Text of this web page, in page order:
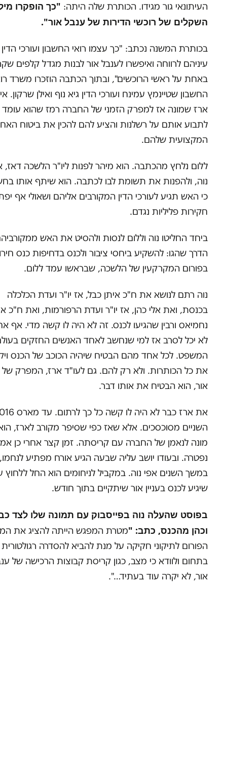
העיתונאי גור מגידו. הכותרת שלה היתה: "כך הופקרו
השקלים של רוכשי הדירות של ענבל אור".
בכותרת המשנה נכתב: "כך עצמו רואי החשבון ועורכי
עיניהם לרווחה ואיפשרו לענבל אור לבנות מגדל קלפים
באחת על ראשי הרוכשים", ובתוך הכתבה הוזכרו משרד
החשבון שטיינמץ עמינח ועורכי הדין גיא נוף ואילן שרקון.
ארז שמונה אז למפרק הזמני של החברה רמז שהוא עומד
לתבוע אותם על רשלנות והציע להם להכין את ביטוח
המקצועית שלהם.
ללום נלחץ מהכתבה. הוא מיהר לפנות ליו"ר הלשכה דאז,
נוה, ולהפנות את תשומת לבו לכתבה. הוא שיתף אותו
כי האש תגיע לעורכי הדין המקורבים אליהם ושאולי אף
חקירות פליליות נגדם.
ביחד החליטו נוה וללום לנסות ולהסיט את האש
הדרך שהגו: להשקיע ביחסי ציבור ולכנס בדחיפות כנס
בפורום המקרקעין של הלשכה, שבראשו עמד ללום.
נוה רתם לנושא את ח"כ איתן כבל, אז יו"ר ועדת הכלכלה
בכנסת, ואת אלי כהן, אז יו"ר ועדת הרפורמות, ואת ח"כ
נחמיאס ורבין שהגיעו לכנס. זה לא היה לו קשה מדי. אף
לא יכל לסרב אז למי שנחשב לאחד האנשים החזקים
המשפט. לכל אחד מהם הבטיח שיהיה הכוכב של הכנס
את כל הכותרות. ולא רק להם. גם לעו"ד ארז, המפרק של
אור, הוא הבטיח את אותו דבר.
השניים מסוכסכים. אלא שאז כפי שסיפר מקורב לארז,
מונה לנאמן של החברה עם קריסתה. זמן קצר אחרי כן
נפטרה. ובעודו יושב עליה שבעה הגיע אורח מפתיע לנחמו,
במשך השנים אפי נוה. במקביל לניחומים הוא החל ללחוץ
שיגיע לכנס בעניין אור שיתקיים בתוך חודש.
בפוסט שהעלה נוה בפייסבוק עם תמונה שלו לצד
וכהן מהכנס, כתב: "מטרת המפגש הייתה להציג את
הפורום לתיקוני חקיקה על מנת להביא להסדרה רגולטורית
בתחום ולוודא כי מצב, כגון קריסת קבוצות הרכישה של
אור, לא יקרה עוד בעתיד…".